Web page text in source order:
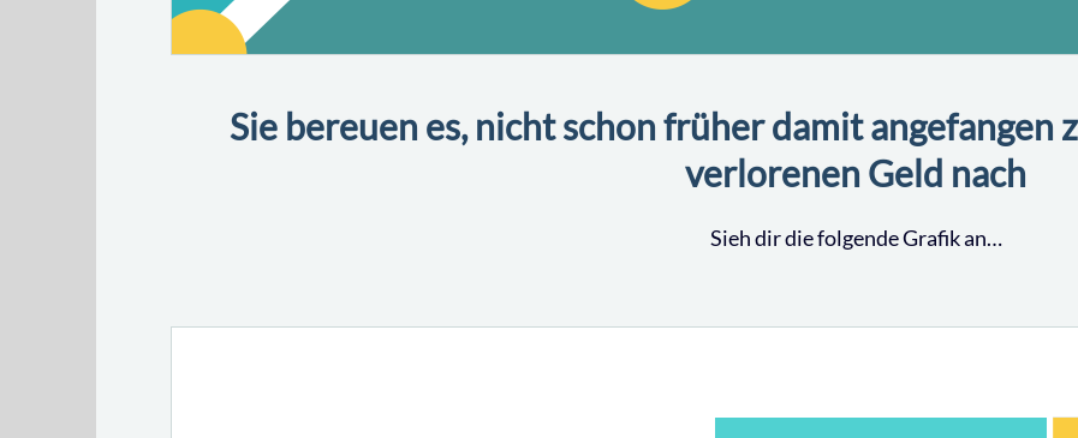
Sie bereuen es, nicht schon früher damit angefangen
verlorenen Geld nach
Sieh dir die folgende Grafik an…